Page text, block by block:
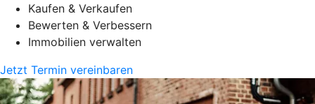
Kaufen & Verkaufen
Bewerten & Verbessern
Immobilien verwalten
Jetzt Termin vereinbaren